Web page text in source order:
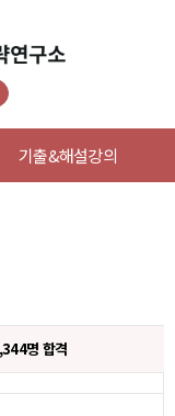
기출&해설강의
명 합격